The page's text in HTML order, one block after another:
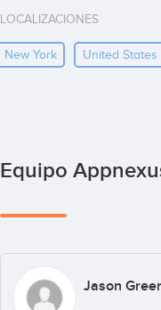
LOCALIZACIONES
New York United States
Equipo
Jason